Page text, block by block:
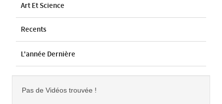
Art Et Science
Recents
L'année Dernière
Pas de Vidéos trouvée !